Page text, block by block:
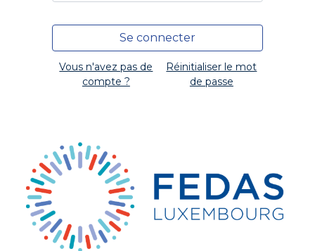
Se connecter
Vous n'avez pas de
compte ?
Réinitialiser le mot
de passe